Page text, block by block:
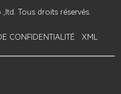
Tous droits réservés.
CONFIDENTIALITÉ XML